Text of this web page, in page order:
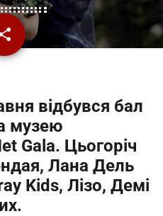
відбувся бал
музею
Gala. Цьогоріч
Лана Дель
Kids, Лізо, Демі